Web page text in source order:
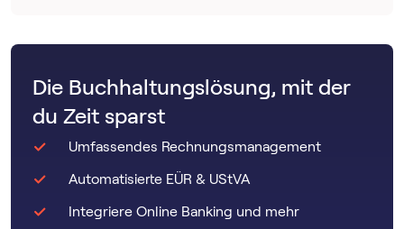
Die Buchhaltungslösung, mit der
du Zeit sparst
Umfassendes Rechnungsmanagement
Automatisierte EÜR & UStVA
Integriere Online Banking und mehr